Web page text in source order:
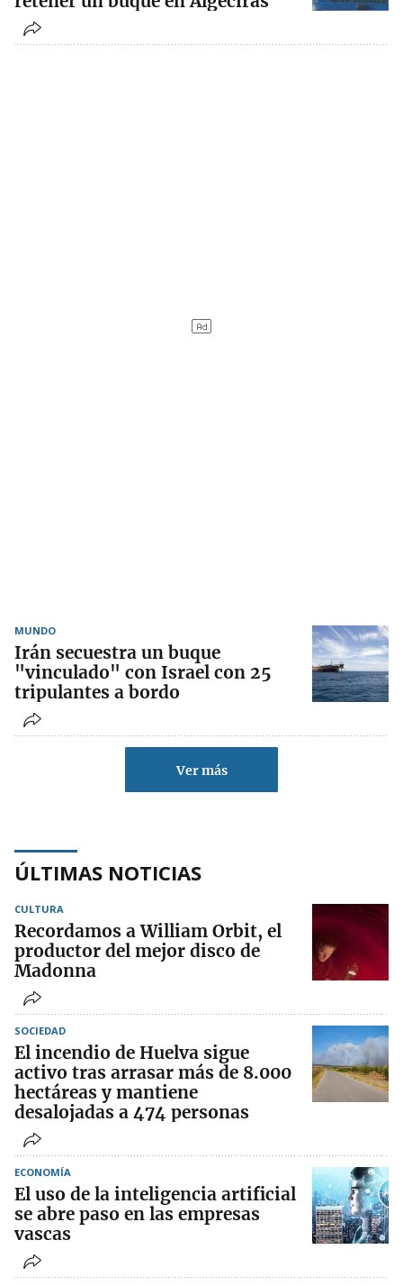
MUNDO
Irán secuestra un buque
"vinculado" con Israel con 25
tripulantes a bordo
Ver más
ÚLTIMAS NOTICIAS
CULTURA
Recordamos a William Orbit, el
productor del mejor disco de
Madonna
SOCIEDAD
El incendio de Huelva sigue
activo tras arrasar más de 8.000
hectáreas y mantiene
desalojadas a 474 personas
ECONOMÍA
El uso de la inteligencia artificial
se abre paso en las empresas
vascas